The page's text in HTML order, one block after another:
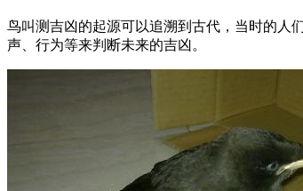
鸟叫测吉凶的起源可以追溯到古代，当时的人
声、行为等来判断未来的吉凶。